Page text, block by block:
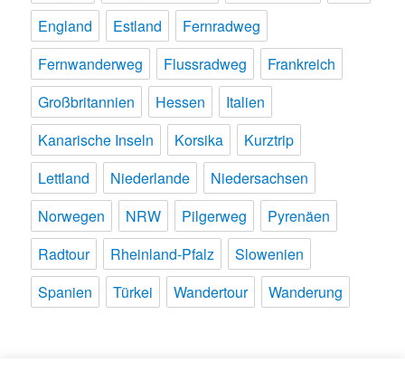
England
Estland
Fernradweg
Fernwanderweg
Flussradweg
Frankreich
Großbritannien
Hessen
Italien
Kanarische Inseln
Korsika
Kurztrip
Lettland
Niederlande
Niedersachsen
Norwegen
NRW Pilgerweg
Pyrenäen
Radtour
Rheinland-Pfalz
Slowenien
Spanien
Türkei Wandertour Wanderung